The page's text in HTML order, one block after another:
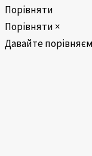
Порівняти
Порівняти ×
Давайте